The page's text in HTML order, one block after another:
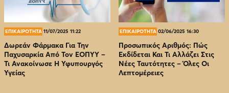
ΕΠΙΚΑΙΡΟΤΗΤΑ 11/07/2025 11:22
Δωρεάν Φάρμακα Για Την
Παχυσαρκία Από Τον EOΠΥΥ –
Τι Ανακοίνωσε Η Υφυπουργός
Υγείας
ΕΠΙΚΑΙΡΟΤΗΤΑ 02/06/2025 16:30
Προσωπικός Αριθμός: Πώς
Εκδίδεται Και Τι Αλλάζει Στις
Νέες Ταυτότητες – Όλες Οι
Λεπτομέρειες